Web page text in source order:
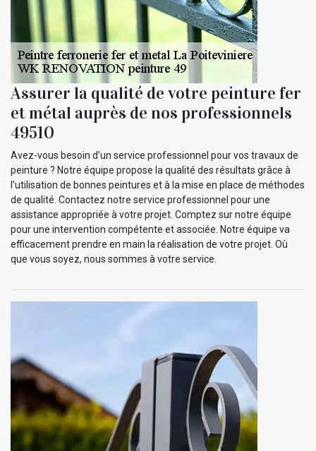
Assurer la qualité de votre peinture fer
et métal auprès de nos professionnels
49510
Avez-vous besoin d’un service professionnel pour vos travaux de
peinture ? Notre équipe propose la qualité des résultats grâce à
l’utilisation de bonnes peintures et à la mise en place de méthodes
de qualité. Contactez notre service professionnel pour une
assistance appropriée à votre projet. Comptez sur notre équipe
pour une intervention compétente et associée. Notre équipe va
efficacement prendre en main la réalisation de votre projet. Où
que vous soyez, nous sommes à votre service.